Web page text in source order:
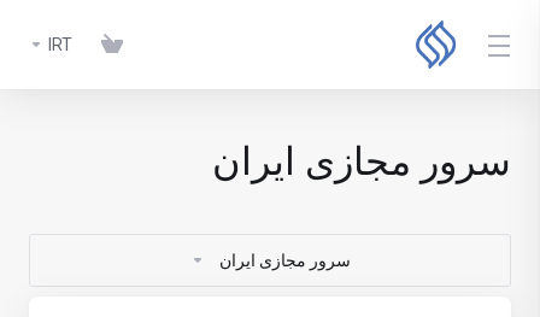
IRT
سرور مجازی ایران
سرور مجازی ایران